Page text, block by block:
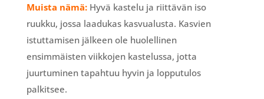
Muista nämä:Hyvä kastelu ja riittävän iso
ruukku, jossa laadukas kasvualusta. Kasvien
istuttamisen jälkeen ole huolellinen
ensimmäisten viikkojen kastelussa, jotta
juurtuminen tapahtuu hyvin ja lopputulos
palkitsee.